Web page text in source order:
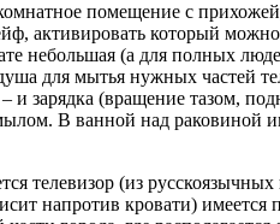
помещение с
активировать который
небольшая (а для полных
для мытья нужных частей
и зарядка (вращение тазом,
В ванной над раковиной
телевизор (из
напротив кровати)